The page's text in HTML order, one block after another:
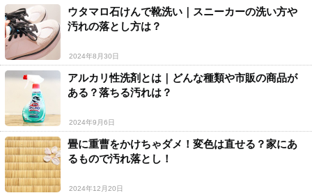
ウタマロ石けんで靴洗い｜スニーカーの洗い方や
汚れの落とし方は？
2024年8月30日
アルカリ性洗剤とは｜どんな種類や市販の商品が
ある？落ちる汚れは？
2024年9月6日
畳に重曹をかけちゃダメ！変色は直せる？家にあ
るもので汚れ落とし！
2024年12月20日